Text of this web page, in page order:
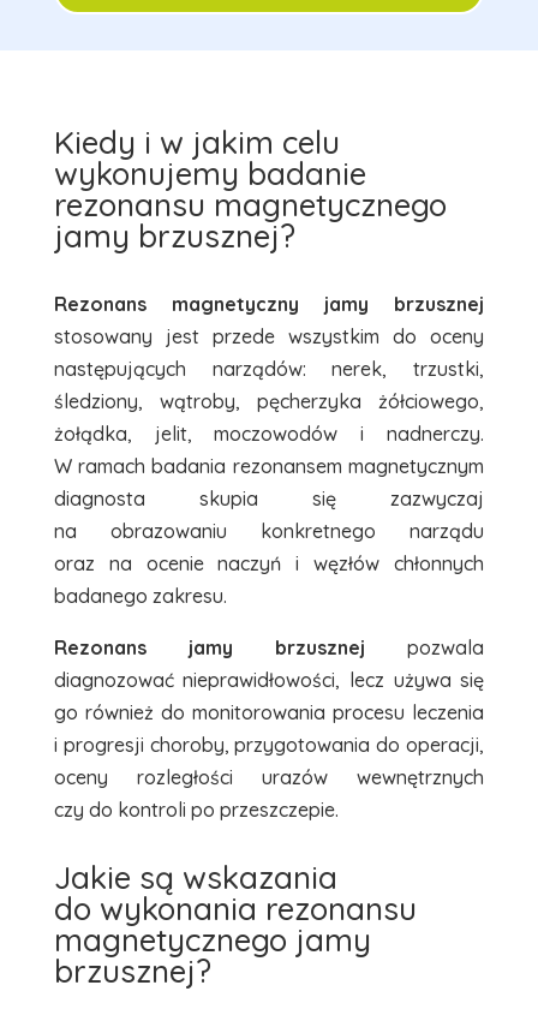
Kiedy i w jakim celu
wykonujemy badanie
rezonansu magnetycznego
jamy brzusznej?
Rezonans magnetyczny jamy brzusznej
stosowany jest przede wszystkim do oceny
następujących narządów: nerek, trzustki,
śledziony, wątroby, pęcherzyka żółciowego,
żołądka, jelit, moczowodów i nadnerczy.
W ramach badania rezonansem magnetycznym
diagnosta skupia się zazwyczaj
na obrazowaniu konkretnego narządu
oraz na ocenie naczyń i węzłów chłonnych
badanego zakresu.
Rezonans jamy brzusznej pozwala
diagnozować nieprawidłowości, lecz używa się
go również do monitorowania procesu leczenia
i progresji choroby, przygotowania do operacji,
oceny rozległości urazów wewnętrznych
czy do kontroli po przeszczepie.
Jakie są wskazania
do wykonania rezonansu
magnetycznego jamy
brzusznej?